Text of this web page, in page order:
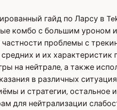
гайд по Ларсу в
комбо с большим уроном
проблемы с
и их характеристик
на нейтрале, а также
в различных
и стратегии, остальное
для нейтрализации